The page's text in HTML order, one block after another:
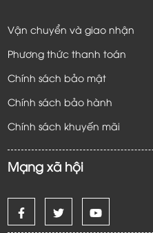
Vận chuyển và giao nhận
Phương thức thanh toán
Chính sách bảo mật
Chính sách bảo hành
Chính sách khuyến mãi
Mạng xã hội